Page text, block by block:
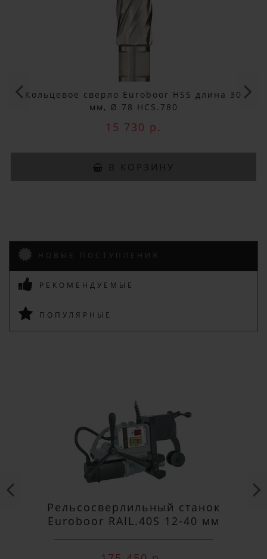
ДОБРО ПОЖАЛОВАТЬ!
Специальные предложения!
Заказ вы можете оплатить любым
и беспроцентную рассрочку!
ПОДПИСАТЬСЯ
Кольцевое сверло Euroboor HSS длина 30
мм, Ø 78 HCS.780
15 730 р.
В КОРЗИНУ
НОВЫЕ ПОСТУПЛЕНИЯ
РЕКОМЕНДУЕМЫЕ
ПОПУЛЯРНЫЕ
Рельсосверлильный станок
Euroboor RAIL.40S 12-40 мм